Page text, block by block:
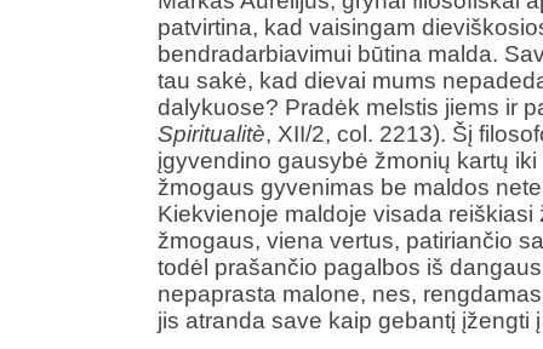
patvirtina, kad vaisingam
bendradarbiavimui būtina malda.
tau sakė, kad dievai mums
dalykuose? Pradėk melstis jiems ir
Spiritualitè, XII/2, col. 2213). Šį
įgyvendino gausybė žmonių kartų
žmogaus gyvenimas be maldos
Kiekvienoje maldoje visada
žmogaus, viena vertus, patiriančio
todėl prašančio pagalbos iš
nepaprasta malone, nes,
jis atranda save kaip gebantį įžengti